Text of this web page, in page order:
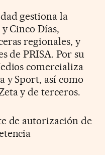
gestiona la
Cinco Días,
regionales, y
de PRISA. Por su
comercializa
y Sport, así como
y de terceros.
de autorización de